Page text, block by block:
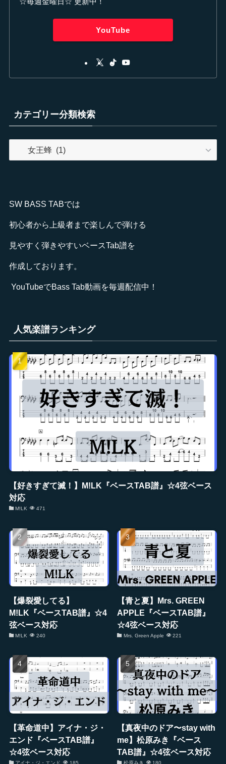
YouTube
カテゴリー分類検索
テ
分
類
索
SW BASS TABでは
初心者から上級者まで楽しんで弾ける
見やすく弾きやすいベースTab譜を
作成しております。
YouTubeでBass Tab動画を毎週配信中！
人気楽譜ランキング
【好きすぎて滅！】M!LK『ベースTAB譜』☆4弦ベース
対応
M!LK 471
【爆裂愛してる】
M!LK『ベースTAB譜』☆4
弦ベース対応
M!LK 240
【青と夏】Mrs. GREEN
APPLE『ベースTAB譜』
☆4弦ベース対応
Mrs. Green Apple 221
【革命道中】アイナ・ジ・
エンド『ベースTAB譜』
☆4弦ベース対応
アイナ・ジ・エンド 185
【真夜中のドア〜stay with
me】松原みき『ベース
TAB譜』☆4弦ベース対応
松原みき 180